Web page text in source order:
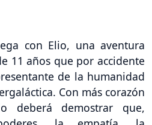
con Elio, una aventura
11 años que por accidente
de la humanidad
Con más corazón
deberá demostrar que,